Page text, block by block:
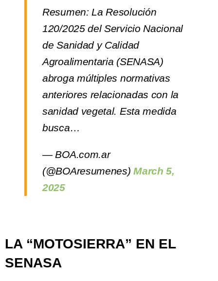
Resumen: La Resolución
120/2025 del Servicio Nacional
de Sanidad y Calidad
Agroalimentaria (SENASA)
abroga múltiples normativas
anteriores relacionadas con la
sanidad vegetal. Esta medida
busca…
— BOA.com.ar
(@BOAresumenes)March 5,
2025
LA “MOTOSIERRA” EN EL
SENASA